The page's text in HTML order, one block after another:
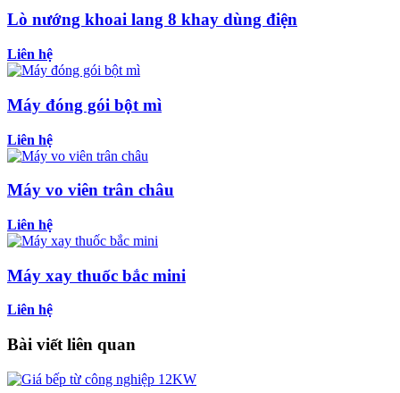
Lò nướng khoai lang 8 khay dùng điện
Liên hệ
Máy đóng gói bột mì
Liên hệ
Máy vo viên trân châu
Liên hệ
Máy xay thuốc bắc mini
Liên hệ
Bài viết liên quan